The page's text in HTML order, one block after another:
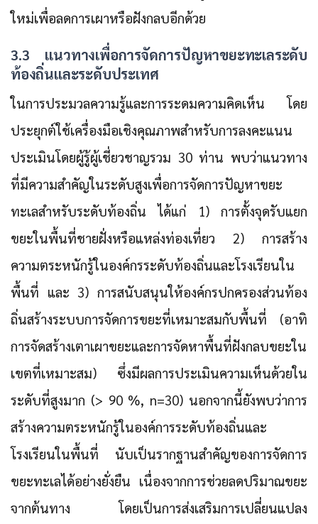
ใหม่เพื่อลดการเผาหรือฝังกลบอีกด้วย
3.3 แนวทางเพื่อการจัดการปัญหาขยะทะเลระดับ
ท้องถิ่นและระดับประเทศ
ในการประมวลความรู้และการระดมความคิดเห็น โดย
ประยุกต์ใช้เครื่องมือเชิงคุณภาพสำหรับการลงคะแนน
ประเมินโดยผู้รู้ผู้เชี่ยวชาญรวม 30 ท่าน พบว่าแนวทาง
ที่มีความสำคัญในระดับสูงเพื่อการจัดการปัญหาขยะ
ทะเลสำหรับระดับท้องถิ่น ได้แก่ 1) การตั้งจุดรับแยก
ขยะในพื้นที่ชายฝั่งหรือแหล่งท่องเที่ยว 2) การสร้าง
ความตระหนักรู้ในองค์กรระดับท้องถิ่นและโรงเรียนใน
พื้นที่ และ 3) การสนับสนุนให้องค์กรปกครองส่วนท้อง
ถิ่นสร้างระบบการจัดการขยะที่เหมาะสมกับพื้นที่ (อาทิ
การจัดสร้างเตาเผาขยะและการจัดหาพื้นที่ฝังกลบขยะใน
เขตที่เหมาะสม) ซึ่งมีผลการประเมินความเห็นด้วยใน
ระดับที่สูงมาก (> 90 %, n=30) นอกจากนี้ยังพบว่าการ
สร้างความตระหนักรู้ในองค์การระดับท้องถิ่นและ
โรงเรียนในพื้นที่ นับเป็นรากฐานสำคัญของการจัดการ
ขยะทะเลได้อย่างยั่งยืน เนื่องจากการช่วยลดปริมาณขยะ
จากต้นทาง โดยเป็นการส่งเสริมการเปลี่ยนแปลง